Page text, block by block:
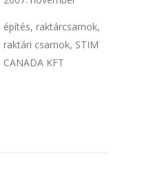
építés, raktárcsarnok,
raktári csarnok, STIM
CANADA KFT